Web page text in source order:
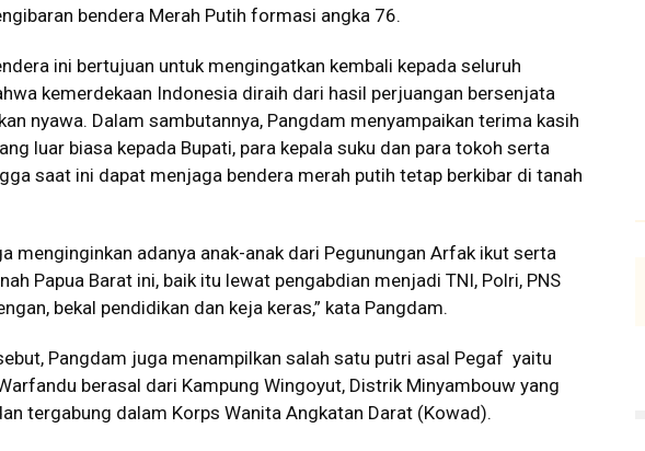
bendera Merah Putih formasi angka 76.
ini bertujuan untuk mengingatkan kembali kepada seluruh
kemerdekaan Indonesia diraih dari hasil perjuangan bersenjata
nyawa. Dalam sambutannya, Pangdam menyampaikan terima kasih
luar biasa kepada Bupati, para kepala suku dan para tokoh serta
saat ini dapat menjaga bendera merah putih tetap berkibar di tanah
menginginkan adanya anak-anak dari Pegunungan Arfak ikut serta
Papua Barat ini, baik itu lewat pengabdian menjadi TNI, Polri, PNS
bekal pendidikan dan keja keras,” kata Pangdam.
Pangdam juga menampilkan salah satu putri asal Pegaf yaitu
berasal dari Kampung Wingoyut, Distrik Minyambouw yang
tergabung dalam Korps Wanita Angkatan Darat (Kowad).